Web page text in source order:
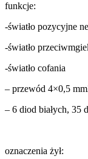
funkcje:
-światło pozycyjne
-światło
-światło cofania
– przewód 4×0,5
– 6 diod białych, 35
oznaczenia żył: